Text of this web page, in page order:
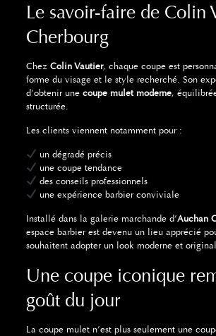
Le savoir-faire de Colin
Cherbourg
Chez Colin Vautier, chaque coupe est
forme du visage et le style recherché. Son
d’obtenir une coupe mulet moderne,
structurée.
Les clients viennent notamment pour :
un dégradé précis
une coupe tendance
des conseils professionnels
une expérience barbier conviviale
Installé dans la galerie marchande d’Auchan
espace barbier est devenu un lieu apprécié
souhaitent adopter un look moderne et
Une coupe iconique
goût du jour
La coupe mulet n’est plus seulement une